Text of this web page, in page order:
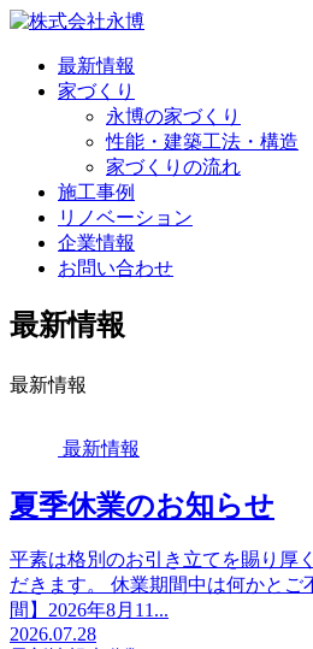
最新情報
家づくり
永博の家づくり
性能・建築工法・構造
家づくりの流れ
施工事例
リノベーション
企業情報
お問い合わせ
最新情報
最新情報
最新情報
夏季休業のお知らせ
平素は格別のお引き立てを賜り厚
だきます。 休業期間中は何かと
間】2026年8月11...
2026.07.28